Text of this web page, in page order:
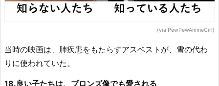
(via PewPewAnimeGirl)
当時の映画は、肺疾患をもたらすアスベストが、雪の代わ
りに使われていた。
18.良い子たちは、ブロンズ像でも愛される